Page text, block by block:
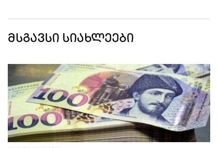
მსგავსი სიახლეები